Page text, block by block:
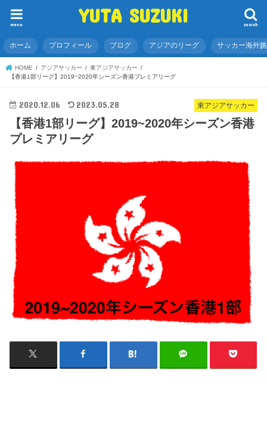
YUTA SUZUKI search
menu
ホーム プロフィール ブログ アジアのリーグ サッカー海外
HOME アジアサッカー
東アジアサッカー
【香港1部リーグ】2019~2020年シーズン香港プレミアリーグ
東アジアサッカー
2020.12.06 2023.05.28
【香港1部リーグ】2019~2020年シーズン香港
プレミアリーグ